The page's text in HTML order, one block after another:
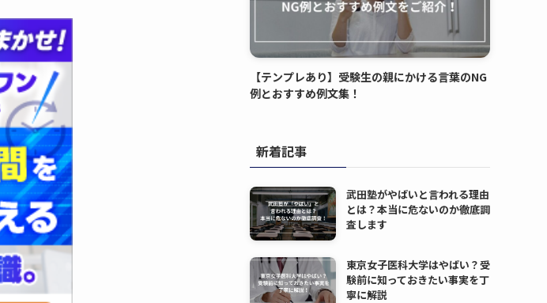
【テンプレあり】受験生の親にかける言葉のNG
例とおすすめ例文集！
新着記事
武田塾がやばいと言われる理由
とは？本当に危ないのか徹底調
査します
東京女子医科大学はやばい？受
験前に知っておきたい事実を丁
寧に解説